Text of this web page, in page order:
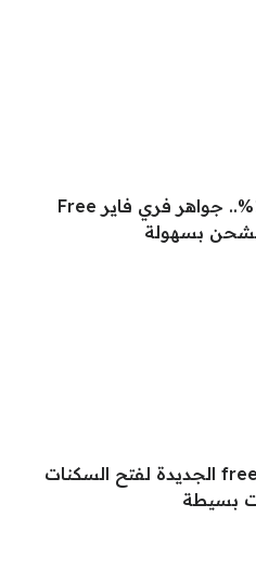
بطرق مضمونة وآمنة 100%.. جواهر فري فاير Free
أحدث اكواد فري فاير free fire الجديدة لفتح السكنات
بسيطة